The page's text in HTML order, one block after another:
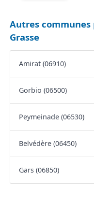
Autres communes
Grasse
Amirat (06910)
Gorbio (06500)
Peymeinade (06530)
Belvédère (06450)
Gars (06850)